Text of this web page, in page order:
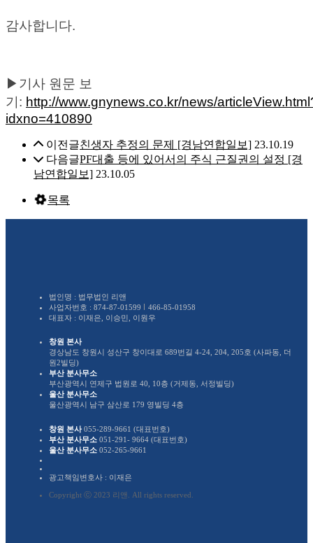
감사합니다.
▶기사 원문 보
기: http://www.gnynews.co.kr/news/
idxno=410890
이전글친생자 추정의 문제 [경남연합일보] 23.10.19
다음글PF대출 등에 있어서의 주식 근질권의 설정 [경
남연합일보] 23.10.05
목록
법인명 : 법무법인 리앤
사업자번호 : 874-87-01599
466-85-01958
대표자 : 이재은, 이승민, 이원우
창원 본사
경상남도 창원시 성산구 창이대로 689번길 4-24, 204, 205호 (사파동, 더
원2빌딩)
부산 분사무소
부산광역시 연제구 법원로 40, 10층 (거제동, 서정빌딩)
울산 분사무소
울산광역시 남구 삼산로 179 영빌딩 4층
창원 본사055-289-9661 (대표번호)
부산 분사무소051-291- 9664 (대표번호)
울산 분사무소052-265-9661
광고책임변호사 : 이재은
Copyright ⓒ 2023 리앤. All rights reserved.